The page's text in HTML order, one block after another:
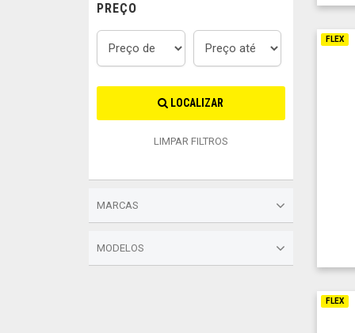
PREÇO
LOCALIZAR
LIMPAR FILTROS
MARCAS
MODELOS
FLEX
FLEX